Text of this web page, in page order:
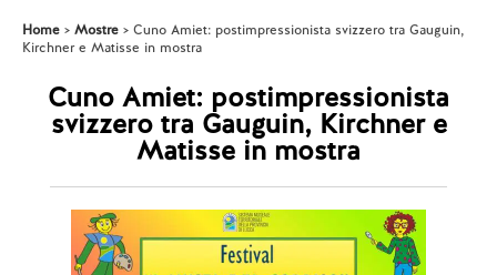
Home Mostre
Cuno Amiet: postimpressionista svizzero tra Gauguin,
Kirchner e Matisse in mostra
Cuno Amiet: postimpressionista
svizzero tra Gauguin, Kirchner e
Matisse in mostra